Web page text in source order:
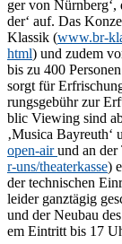
ger von
der‘ auf. Das
Klas­sik (www​.br​-
h​tml) und zu­dem
bis zu 400
sorgt für
rungs­ge­bühr zur
blic Vie­w­ing sind
‚Mu­si­ca Bay­reuth‘
o​p​e​n​-​airund an der
r​-​u​n​s​/​t​h​e​a​t​e​r​k​a​sse)
der tech­ni­schen
lei­der ganz­tä­gig
und der Neu­bau
em Ein­tritt bis 17